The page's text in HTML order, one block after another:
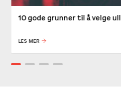
10 gode grunner til å velge ull
LES MER